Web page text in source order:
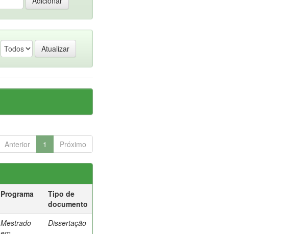
Anterior 1 Próximo
Programa
Tipo de
documento
Mestrado
Dissertação